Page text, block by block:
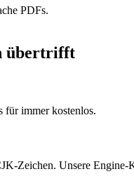
PDFs.
übertrifft
immer kostenlos.
Zeichen. Unsere